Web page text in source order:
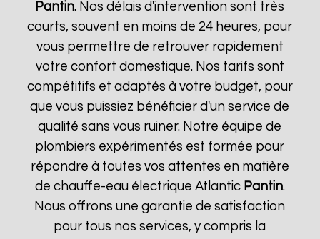
Pantin. Nos délais d'intervention sont très
courts, souvent en moins de 24 heures, pour
vous permettre de retrouver rapidement
votre confort domestique. Nos tarifs sont
compétitifs et adaptés à votre budget, pour
que vous puissiez bénéficier d'un service de
qualité sans vous ruiner. Notre équipe de
plombiers expérimentés est formée pour
répondre à toutes vos attentes en matière
de chauffe-eau électrique Atlantic Pantin.
Nous offrons une garantie de satisfaction
pour tous nos services, y compris la